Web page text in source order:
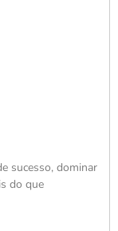
sucesso, dominar
do que